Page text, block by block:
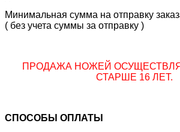
Минимальная сумма на отправку
( без учета суммы за отправку )
ПРОДАЖА НОЖЕЙ
СТАРШЕ 16 ЛЕТ.
СПОСОБЫ ОПЛАТЫ